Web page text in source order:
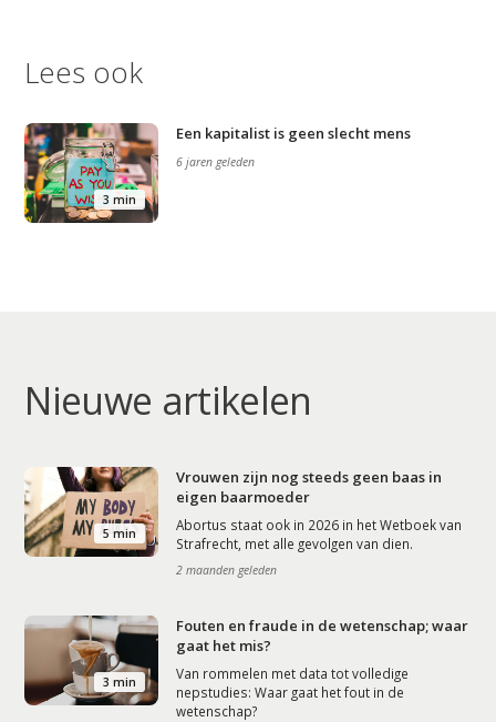
Lees ook
3 min
Een kapitalist is geen slecht mens
6 jaren geleden
Nieuwe artikelen
5 min
Vrouwen zijn nog steeds geen baas in
eigen baarmoeder
Abortus staat ook in 2026 in het Wetboek van
Strafrecht, met alle gevolgen van dien.
2 maanden geleden
3 min
Fouten en fraude in de wetenschap; waar
gaat het mis?
Van rommelen met data tot volledige
nepstudies: Waar gaat het fout in de
wetenschap?